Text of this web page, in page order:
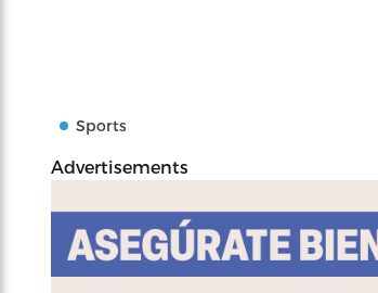
Sports
Advertisements